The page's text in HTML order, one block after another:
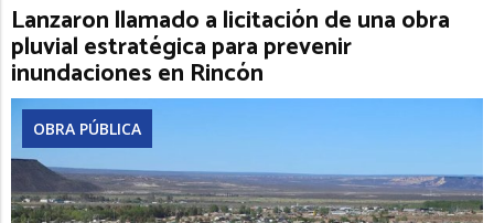
Lanzaron llamado a licitación de una obra
pluvial estratégica para prevenir
inundaciones en Rincón
OBRA PÚBLICA